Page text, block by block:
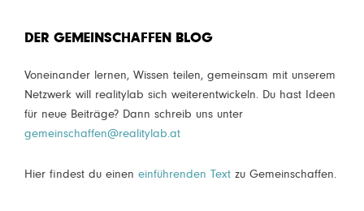
DER GEMEINSCHAFFEN BLOG
Voneinander lernen, Wissen teilen, gemeinsam mit unserem
Netzwerk will realitylab sich weiterentwickeln. Du hast Ideen
für neue Beiträge? Dann schreib uns unter
gemeinschaffen@realitylab.at
Hier findest du einen einführenden Text zu Gemeinschaffen.